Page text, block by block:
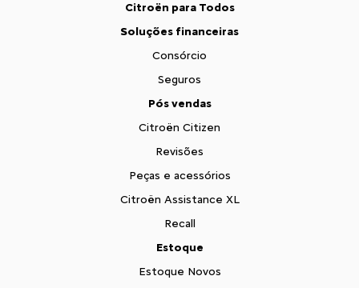
Citroën para Todos
Soluções financeiras
Consórcio
Seguros
Pós vendas
Citroën Citizen
Revisões
Peças e acessórios
Citroën Assistance XL
Recall
Estoque
Estoque Novos